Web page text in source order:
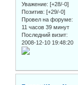
Уважение: [+28/-0]
Позитив: [+29/-0]
Провел на форуме:
11 часов 39 минут
Последний визит:
2008-12-10 19:48:20